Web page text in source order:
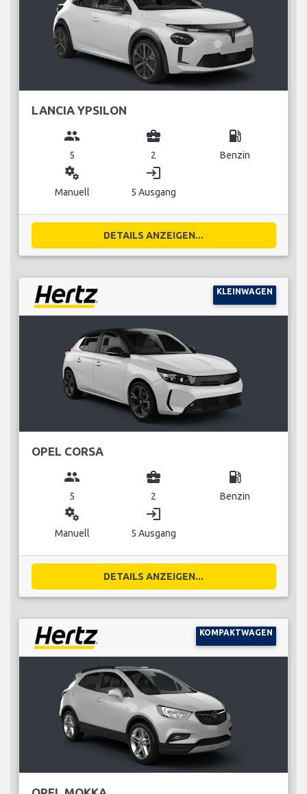
LANCIA YPSILON
group
5
business_center
2
local_gas_station
Benzin
miscellaneous_services
Manuell
login
5 Ausgang
DETAILS ANZEIGEN...
KLEINWAGEN
OPEL CORSA
group
5
business_center
2
local_gas_station
Benzin
miscellaneous_services
Manuell
login
5 Ausgang
DETAILS ANZEIGEN...
KOMPAKTWAGEN